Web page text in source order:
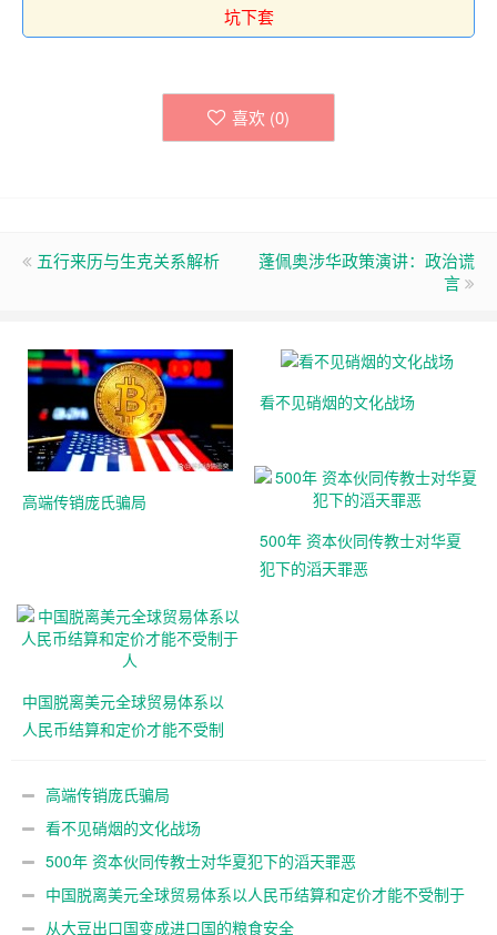
坑下套
喜欢 (0)
五行来历与生克关系解析
蓬佩奥涉华政策演讲：政治谎
言
高端传销庞氏骗局
看不见硝烟的文化战场
500年 资本伙同传教士对华夏
犯下的滔天罪恶
中国脱离美元全球贸易体系以
人民币结算和定价才能不受制
高端传销庞氏骗局
看不见硝烟的文化战场
500年 资本伙同传教士对华夏犯下的滔天罪恶
中国脱离美元全球贸易体系以人民币结算和定价才能不受制于
人 从大豆出口国变成进口国的粮食安全